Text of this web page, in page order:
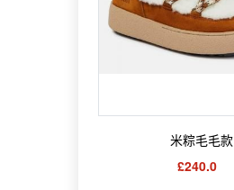
米粽毛毛款
£240.0